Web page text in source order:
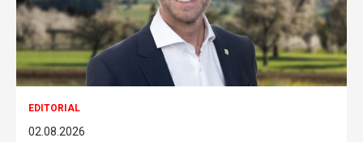
EDITORIAL
02.08.2026